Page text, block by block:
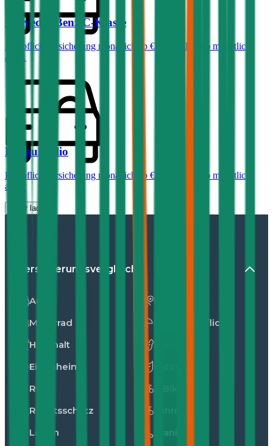
Mercedes-Benz C-Klasse
Haftpflichtversicherung monatlich ab € 99
Vollkasko monatlich
ab …
Renault Clio
Haftpflichtversicherung monatlich ab € 30
Vollkasko monatlich
ab …
Mehr laden
Versicherungsvergleiche
Auto
Motorrad
Haushalt
Eigenheim
Reise
Rechtsschutz
Leben
Privathaftpflicht
Kranken